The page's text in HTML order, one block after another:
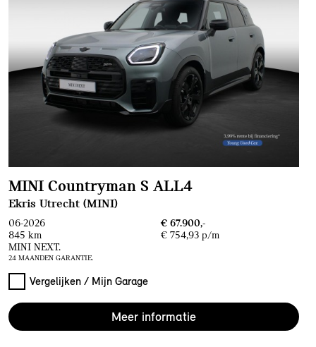
MINI Countryman S ALL4
Ekris Utrecht (MINI)
06-2026
€ 67.900,-
845 km
€ 754,93 p/m
MINI NEXT.
24 MAANDEN GARANTIE.
Vergelijken / Mijn Garage
Meer informatie